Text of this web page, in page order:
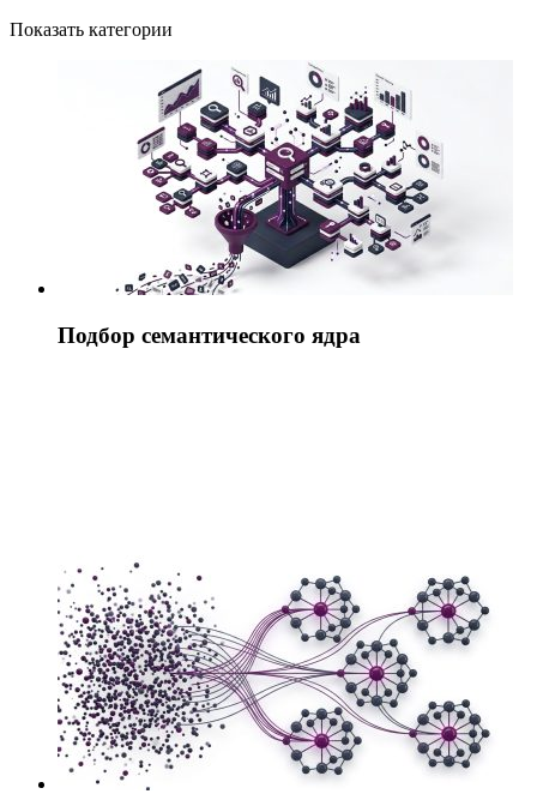
Показать категории
Подбор семантического ядра